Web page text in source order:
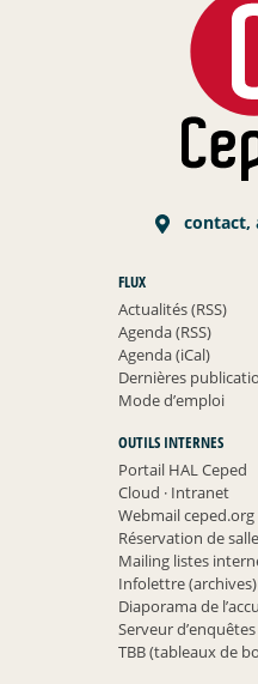
contact,
FLUX
Actualités (RSS)
Agenda (RSS)
Agenda (iCal)
Dernières
Mode d’emploi
OUTILS INTERNES
Portail HAL Ceped
Cloud ·Intranet
Webmail ceped.org
Réservation de
Mailing listes
Infolettre (archives)
Diaporama de
Serveur
TBB (tableaux de